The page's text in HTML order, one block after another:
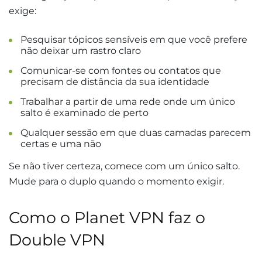
exige:
Pesquisar tópicos sensíveis em que você prefere
não deixar um rastro claro
Comunicar-se com fontes ou contatos que
precisam de distância da sua identidade
Trabalhar a partir de uma rede onde um único
salto é examinado de perto
Qualquer sessão em que duas camadas parecem
certas e uma não
Se não tiver certeza, comece com um único salto.
Mude para o duplo quando o momento exigir.
Como o Planet VPN faz o
Double VPN